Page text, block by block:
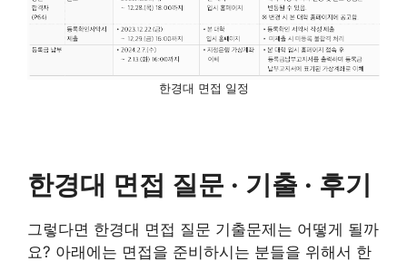
한경대 면접 일정
한경대 면접 질문 · 기출 · 후기
그렇다면 한경대 면접 질문 기출문제는 어떻게 될까
요? 아래에는 면접을 준비하시는 분들을 위해서 한